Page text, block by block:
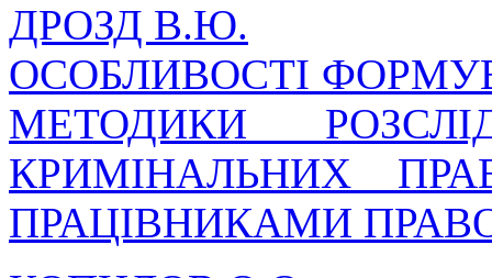
ДРОЗД В.Ю.
ОСОБЛИВОСТІ
МЕТОДИКИ
КРИМІНАЛЬНИХ
ПРАЦІВНИКАМИ